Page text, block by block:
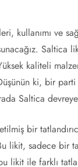
kullanımı ve
Saltica
kaliteli
ki, bir
Saltica
bir
likit, sadece bir
likit ile farklı